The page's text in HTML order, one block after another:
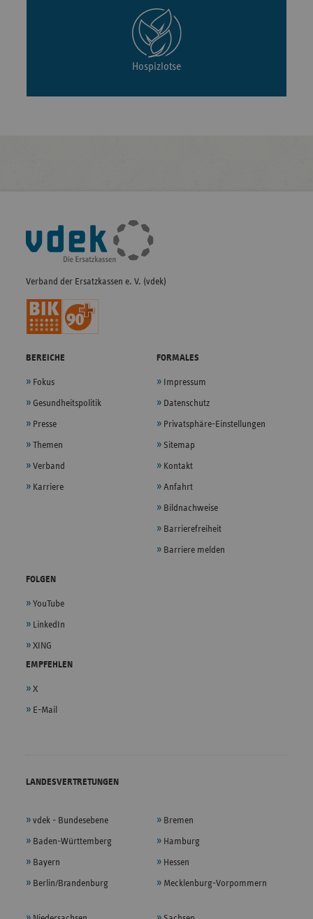
Hospizlotse
Fußleisten-
Navigation
Verband der Ersatzkassen e. V. (vdek)
BEREICHE
Fokus
Gesundheitspolitik
Presse
Themen
Verband
Karriere
FORMALES
Impressum
Datenschutz
Privatsphäre-Einstellungen
Sitemap
Kontakt
Anfahrt
Bildnachweise
Barrierefreiheit
Barriere melden
FOLGEN
YouTube
LinkedIn
XING
EMPFEHLEN
X
E-Mail
LANDESVERTRETUNGEN
vdek - Bundesebene
Baden-Württemberg
Bayern
Berlin/Brandenburg
Bremen
Hamburg
Hessen
Mecklenburg-Vorpommern